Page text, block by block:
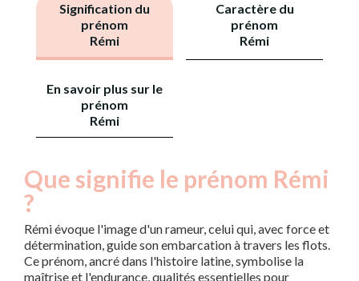
Signification du
prénom
Rémi
Caractère du
prénom
Rémi
En savoir plus sur le
prénom
Rémi
Que signifie le prénom Rémi
?
Rémi évoque l'image d'un rameur, celui qui, avec force et
détermination, guide son embarcation à travers les flots.
Ce prénom, ancré dans l'histoire latine, symbolise la
maîtrise et l'endurance, qualités essentielles pour